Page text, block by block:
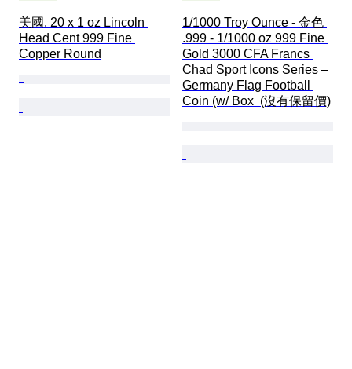
美國. 20 x 1 oz Lincoln
Head Cent 999 Fine
Copper Round
1/1000 Troy Ounce - 金色
.999 - 1/1000 oz 999 Fine
Gold 3000 CFA Francs
Chad Sport Icons Series –
Germany Flag Football
Coin (w/ Box  (沒有保留價)